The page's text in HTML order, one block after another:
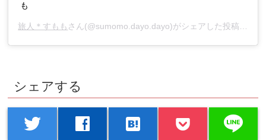
も
旅人＊すもも さん(@sumomo.dayo.dayo)がシェアした投稿 -
シェアする
twitter facebook hatenabookmark line